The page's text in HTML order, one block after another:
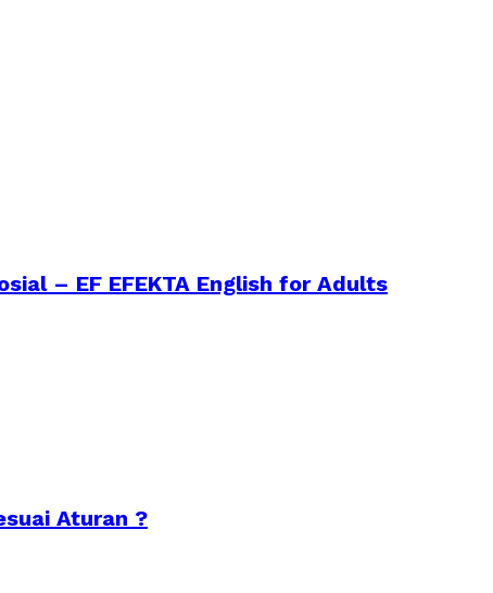
– EF EFEKTA English for Adults
Aturan ?